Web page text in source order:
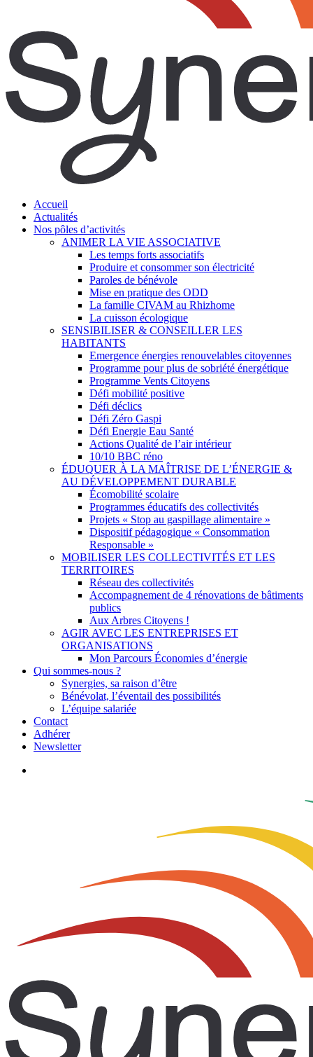
search
Menu
Accueil
Actualités
Nos pôles d’activités
ANIMER LA VIE ASSOCIATIVE
Les temps forts associatifs
Produire et consommer son électricité
Paroles de bénévole
Mise en pratique des ODD
La famille CIVAM au Rhizhome
La cuisson écologique
SENSIBILISER & CONSEILLER LES
HABITANTS
Emergence énergies renouvelables citoyennes
Programme pour plus de sobriété énergétique
Programme Vents Citoyens
Défi mobilité positive
Défi déclics
Défi Zéro Gaspi
Défi Energie Eau Santé
Actions Qualité de l’air intérieur
10/10 BBC réno
ÉDUQUER À LA MAÎTRISE DE L’ÉNERGIE &
AU DÉVELOPPEMENT DURABLE
Écomobilité scolaire
Programmes éducatifs des collectivités
Projets « Stop au gaspillage alimentaire »
Dispositif pédagogique « Consommation
Responsable »
MOBILISER LES COLLECTIVITÉS ET LES
TERRITOIRES
Réseau des collectivités
Accompagnement de 4 rénovations de bâtiments
publics
Aux Arbres Citoyens !
AGIR AVEC LES ENTREPRISES ET
ORGANISATIONS
Mon Parcours Économies d’énergie
Qui sommes-nous ?
Synergies, sa raison d’être
Bénévolat, l’éventail des possibilités
L’équipe salariée
Contact
Adhérer
Newsletter